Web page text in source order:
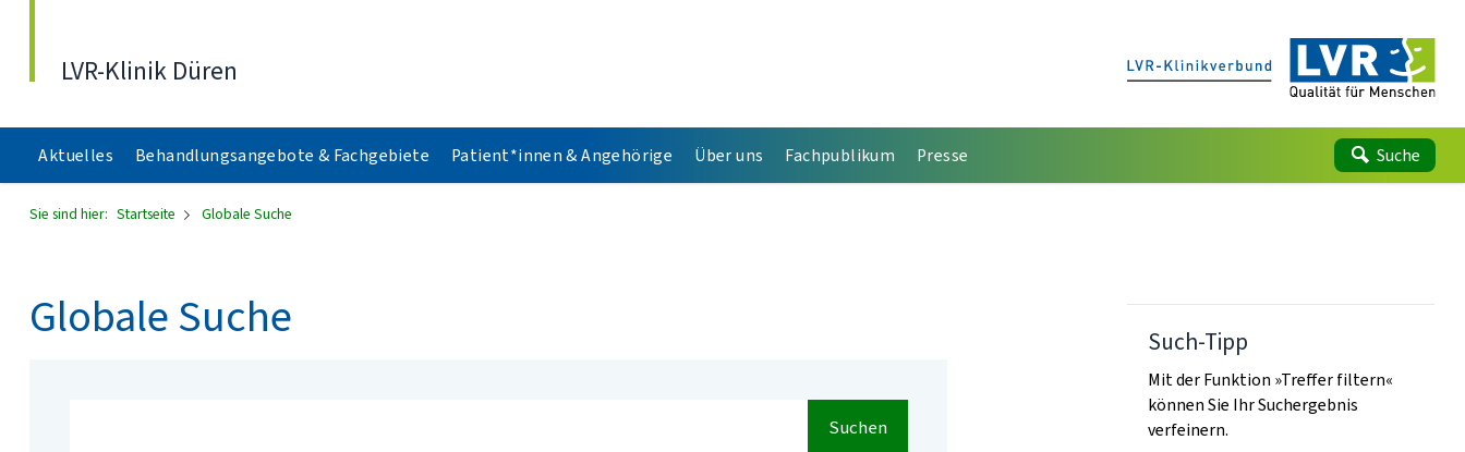
LVR-Klinik Düren
Aktuelles Behandlungsangebote & Fachgebiete Patient*innen & Angehörige Über uns Fachpublikum Presse Suche
Sie sind hier: Startseite Globale Suche
Globale Suche
Suchen
Such-Tipp
Mit der Funktion »Treffer filtern«
können Sie Ihr Suchergebnis
verfeinern.